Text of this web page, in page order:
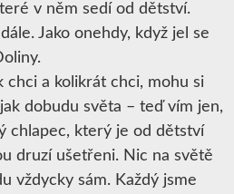
v něm sedí od dětství.
Jako onehdy, když jel se
chci a kolikrát chci, mohu si
dobudu světa – teď vím jen,
chlapec, který je od dětství
druzí ušetřeni. Nic na světě
vždycky sám. Každý jsme